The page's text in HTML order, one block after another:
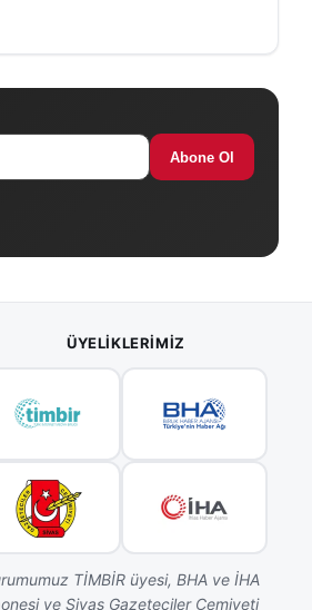
Abone Ol
ÜYELIKLERIMIZ
TİMBİR üyesi, BHA ve İHA
ve Sivas Gazeteciler Cemiyeti